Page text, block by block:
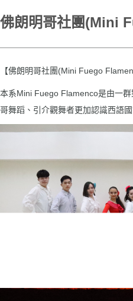
佛朗明哥社團(Mini
【佛朗明哥社團(Mini Fuego
本系Mini Fuego Flamenco是由一
哥舞蹈、引介觀舞者更加認識西語